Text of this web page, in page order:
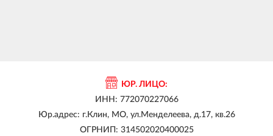
ЮР. ЛИЦО:
ИНН: 772070227066
Юр.адрес: г.Клин, МО, ул.Менделеева, д.17, кв.26
ОГРНИП: 314502020400025